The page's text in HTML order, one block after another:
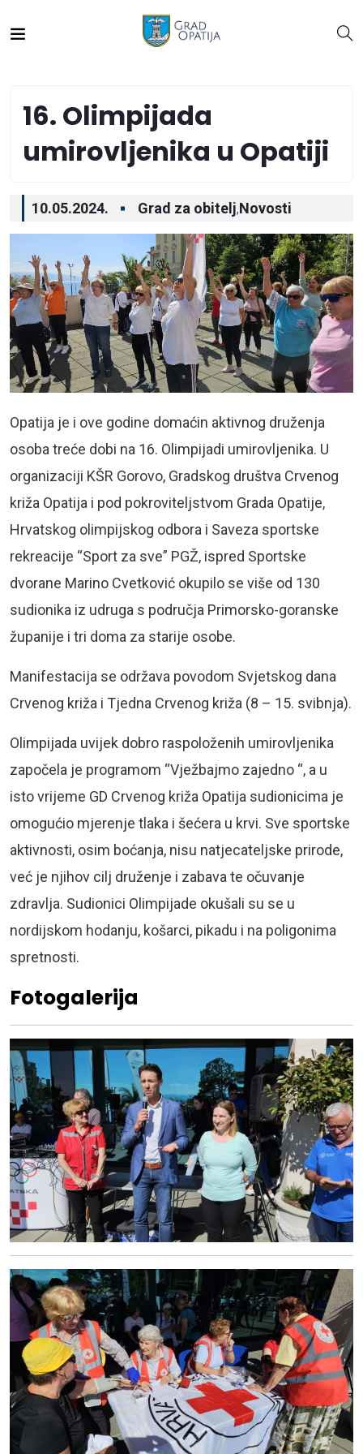
16. Olimpijada
umirovljenika u Opatiji
10.05.2024. Grad za obitelj,Novosti
Opatija je i ove godine domaćin aktivnog druženja
osoba treće dobi na 16. Olimpijadi umirovljenika. U
organizaciji KŠR Gorovo, Gradskog društva Crvenog
križa Opatija i pod pokroviteljstvom Grada Opatije,
Hrvatskog olimpijskog odbora i Saveza sportske
rekreacije “Sport za sve” PGŽ, ispred Sportske
dvorane Marino Cvetković okupilo se više od 130
sudionika iz udruga s područja Primorsko-goranske
županije i tri doma za starije osobe.
Manifestacija se održava povodom Svjetskog dana
Crvenog križa i Tjedna Crvenog križa (8 – 15. svibnja).
Olimpijada uvijek dobro raspoloženih umirovljenika
započela je programom “Vježbajmo zajedno “, a u
isto vrijeme GD Crvenog križa Opatija sudionicima je
omogućio mjerenje tlaka i šećera u krvi. Sve sportske
aktivnosti, osim boćanja, nisu natjecateljske prirode,
već je njihov cilj druženje i zabava te očuvanje
zdravlja. Sudionici Olimpijade okušali su se u
nordijskom hodanju, košarci, pikadu i na poligonima
spretnosti.
Fotogalerija